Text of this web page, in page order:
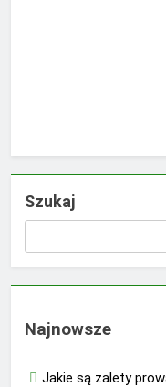
Szukaj
Najnowsze
Jakie są zalety